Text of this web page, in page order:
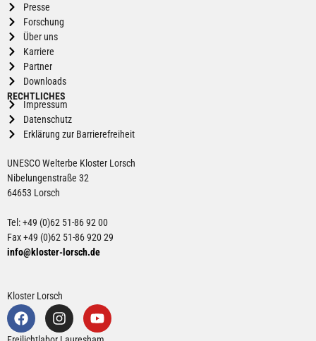
Presse
Forschung
Über uns
Karriere
Partner
Downloads
RECHTLICHES
Impressum
Datenschutz
Erklärung zur Barrierefreiheit
UNESCO Welterbe Kloster Lorsch
Nibelungenstraße 32
64653 Lorsch
Tel: +49 (0)62 51-86 92 00
Fax +49 (0)62 51-86 920 29
info@kloster-lorsch.de
Kloster Lorsch